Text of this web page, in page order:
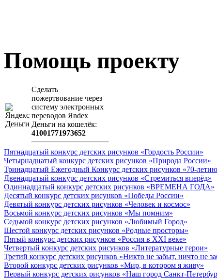
Помощь проекту
Сделать
пожертвование через
систeму элeктронных
пeрeводов Яndex
Деньги на кошeлёк:
41001771973652
Пятнадцатый конкурс детских рисунков «Гордость России»
Четырнадцатый конкурс детских рисунков «Природа России»
Тринадцатый Ежегодный Конкурс детских рисунков «70-
Двенадцатый конкурс детских рисунков «Стремиться вперёд»
Одиннадцатый конкурс детских рисунков «ВРЕМЕНА ГОДА»
Десятый конкурс детских рисунков «Победы России»
Девятый конкурс детских рисунков «Человек и космос»
Восьмой конкурс детских рисунков «Мы помним»
Седьмой конкурс детских рисунков «Любимый Город»
Шестой конкурс детских рисунков «Родные просторы»
Пятый конкурс детских рисунков «Россия в XXI веке»
Четвертый конкурс детских рисунков «Литературные герои»
Третий конкурс детских рисунков «Никто не забыт, ничто не
Второй конкурс детских рисунков «Мир, в котором я живу»
Первый конкурс детских рисунков «Наш город Санкт-